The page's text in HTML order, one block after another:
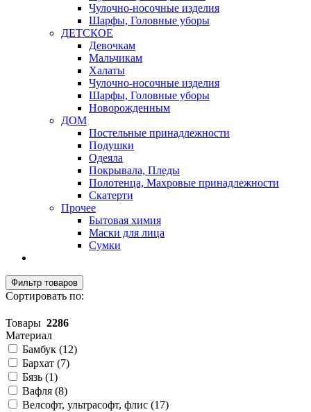
Чулочно-носочные изделия
Шарфы, Головные уборы
ДЕТСКОЕ
Девочкам
Мальчикам
Халаты
Чулочно-носочные изделия
Шарфы, Головные уборы
Новорожденным
ДОМ
Постельные принадлежности
Подушки
Одеяла
Покрывала, Пледы
Полотенца, Махровые принадлежности
Скатерти
Прочее
Бытовая химия
Маски для лица
Сумки
Фильтр товаров
Сортировать по:
Товары 2286
Материал
Бамбук (12)
Бархат (7)
Бязь (1)
Вафля (8)
Велсофт, ультрасофт, флис (17)